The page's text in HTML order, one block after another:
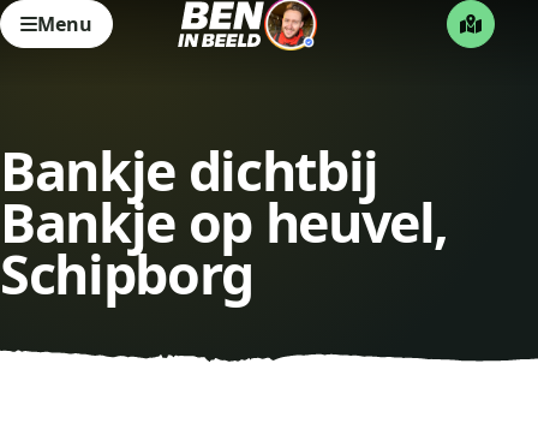
Menu
Bankje dichtbij
Bankje op heuvel,
Schipborg